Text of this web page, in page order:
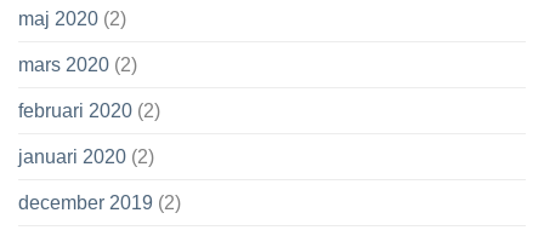
maj 2020 (2)
mars 2020 (2)
februari 2020 (2)
januari 2020 (2)
december 2019 (2)